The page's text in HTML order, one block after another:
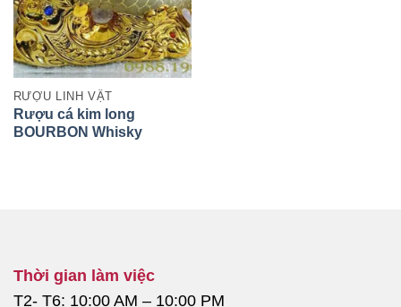
RƯỢU LINH VẬT
Rượu cá kim long
BOURBON Whisky
Thời gian làm việc
T2- T6: 10:00 AM – 10:00 PM